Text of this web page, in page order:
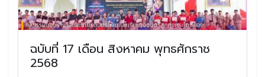
ฉบับที่ 17 เดือน สิงหาคม พุทธศักราช
2568